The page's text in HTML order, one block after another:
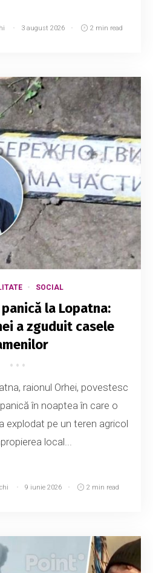
3 august 2026 2 min read
SOCIAL
la Lopatna:
a zguduit casele
raionul Orhei, povestesc
în noaptea în care o
explodat pe un teren agricol
local...
9 iunie 2026 2 min read